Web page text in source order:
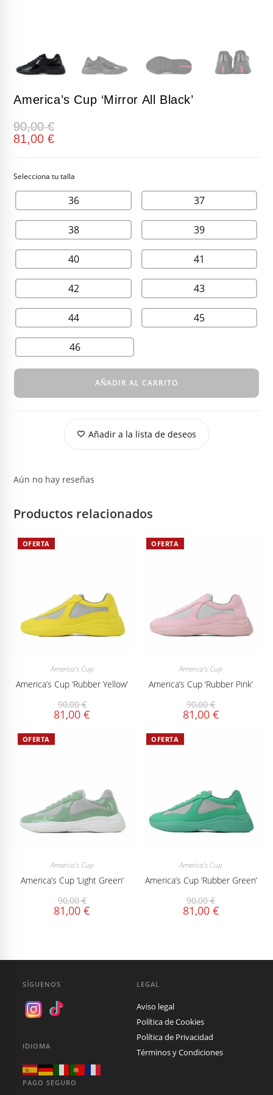
America’s Cup ‘Mirror All Black’
90,00€
81,00€
36 37
38 39
40 41
42 43
44 45
46
AÑADIR AL CARRITO
Añadir a la lista de deseos
Aún no hay reseñas
Productos relacionados
OFERTA
America's Cup
America’s Cup ‘Rubber Yellow’
90,00€
81,00€
OFERTA
America's Cup
America’s Cup ‘Rubber Pink’
90,00€
81,00 €
OFERTA
America's Cup
America’s Cup ‘Light Green’
90,00€
81,00€
OFERTA
America's Cup
America’s Cup ‘Rubber Green’
90,00€
81,00 €
SÍGUENOS
IDIOMA
LEGAL
Aviso legal
Política de Cookies
Política de Privacidad
Términos y Condiciones
PAGO SEGURO